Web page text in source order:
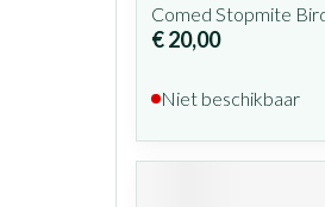
Comed Stopmite
€ 20,00
Niet beschikbaar